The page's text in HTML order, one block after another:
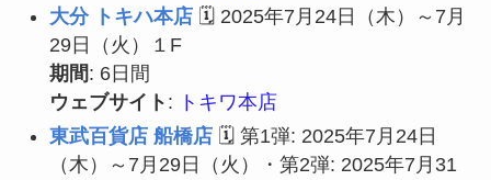
大分 トキハ本店🗓 2025年7月24日（木）～7月
29日（火）１F
期間: 6日間
ウェブサイト :
トキワ本店
東武百貨店 船橋店🗓 第1弾: 2025年7月24日
（木）～7月29日（火）・第2弾: 2025年7月31